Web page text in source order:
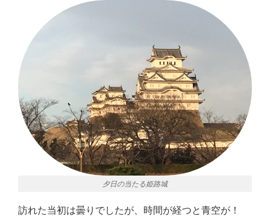
夕日の当たる姫路城
訪れた当初は曇りでしたが、時間が経つと青空が！